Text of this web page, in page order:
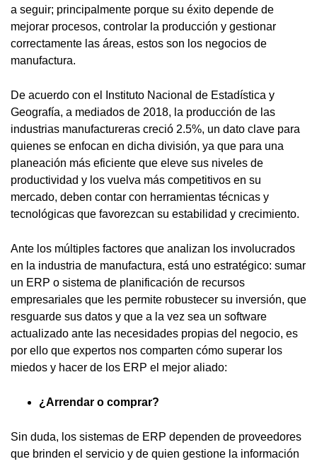
a seguir; principalmente porque su éxito depende de
mejorar procesos, controlar la producción y gestionar
correctamente las áreas, estos son los negocios de
manufactura.
De acuerdo con el Instituto Nacional de Estadística y
Geografía, a mediados de 2018, la producción de las
industrias manufactureras creció 2.5%, un dato clave para
quienes se enfocan en dicha división, ya que para una
planeación más eficiente que eleve sus niveles de
productividad y los vuelva más competitivos en su
mercado, deben contar con herramientas técnicas y
tecnológicas que favorezcan su estabilidad y crecimiento.
Ante los múltiples factores que analizan los involucrados
en la industria de manufactura, está uno estratégico: sumar
un ERP o sistema de planificación de recursos
empresariales que les permite robustecer su inversión, que
resguarde sus datos y que a la vez sea un software
actualizado ante las necesidades propias del negocio, es
por ello que expertos nos comparten cómo superar los
miedos y hacer de los ERP el mejor aliado:
¿Arrendar o comprar?
Sin duda, los sistemas de ERP dependen de proveedores
que brinden el servicio y de quien gestione la información